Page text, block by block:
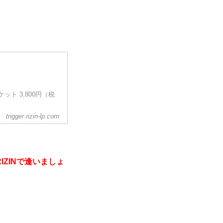
ット 3,800円（税
trigger.rizin-lp.com
で逢いましょ